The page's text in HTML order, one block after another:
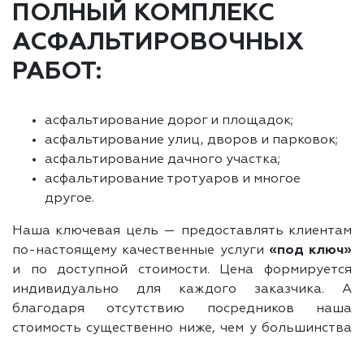
ПОЛНЫЙ КОМПЛЕКС
АСФАЛЬТИРОВОЧНЫХ
РАБОТ:
асфальтирование дорог и площадок;
асфальтирование улиц, дворов и парковок;
асфальтирование дачного участка;
асфальтирование тротуаров и многое
другое.
Наша ключевая цель — предоставлять клиентам
по-настоящему качественные услуги «под ключ»
и по доступной стоимости. Цена формируется
индивидуально для каждого заказчика. А
благодаря отсутствию посредников наша
стоимость существенно ниже, чем у большинства